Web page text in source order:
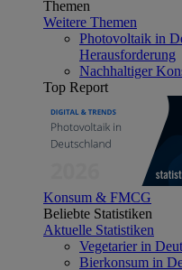
Themen
Weitere Themen
Photovoltaik in
Herausforderung
Nachhaltiger
Top Report
Konsum & FMCG
Beliebte Statistiken
Aktuelle Statistiken
Vegetarier in
Bierkonsum in